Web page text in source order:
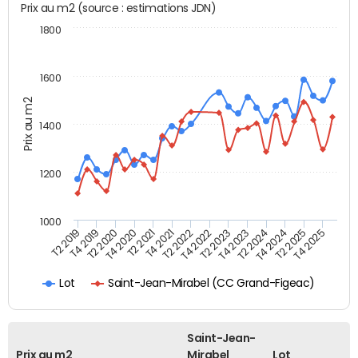
Prix au m2
Prix au m2 (source : estimations JDN)
Lot Saint-Jean-Mirabel (CC Grand-Figeac)
T2 2019T4 2019T2 2020T4 2020T2 2021T4 2021T2 2022T4 2022T2 2023T4 2023T2 2024T4 2024T2 2025T4 2025
1000
1200
1400
1600
1800
Prix au m2
Saint-Jean-
Mirabel
Lot